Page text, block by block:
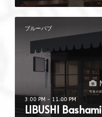
ブルーパブ
LIBUSHI
3:00 PM - 11:00 PM